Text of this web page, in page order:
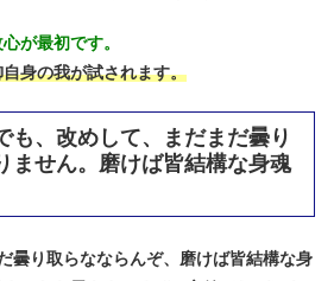
が最初です。
身の我が試されます。
、改めして、まだまだ曇り
ません。磨けば皆結構な身魂
曇り取らなならんぞ、磨けば皆結構な身